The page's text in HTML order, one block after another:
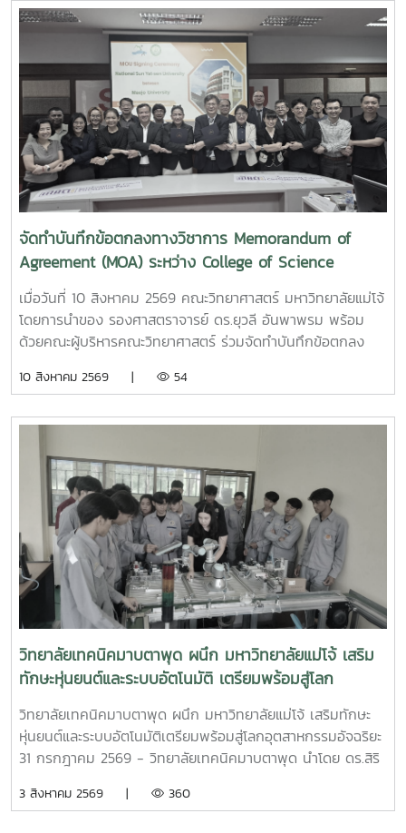
ที่ 6 โรงเรียนแม่ริมวิทยาคม เพื่อเป็นแนวทางในการเลือกศึกษา
ต่อในระดับอุดมศึกษา และวางแผนการประกอบอาชีพตามความ
จัดทำบันทึกข้อตกลงทางวิชาการ Memorandum of
Agreement (MOA) ระหว่าง College of Science
National Sun Yat-sen University กับคณะ
วิทยาศาสตร์ มหาวิทยาลัยโจ้
เมื่อวันที่ 10 สิงหาคม 2569 คณะวิทยาศาสตร์ มหาวิทยาลัยแม่โจ้
โดยการนำของ รองศาสตราจารย์ ดร.ยุวลี อันพาพรม พร้อม
ด้วยคณะผู้บริหารคณะวิทยาศาสตร์ ร่วมจัดทำบันทึกข้อตกลง
College of Science National Sun Yat-sen University กับ
รณ์ คณะวิทยาศาสตร์ และได้นำผู้บริหารของ College of
Science National Sun Yat-sen University เข้าพบ รอง
ศาสตราจารย์ ดร.วีระพล ทองมา อธิการบดีมหาวิทยาลัยแม่โจ้ ณ
ห้องประชุมอินทนิล สำนักงานมหาวิทยาลัย
10 สิงหาคม 2569 | 54
วิทยาลัยเทคนิคมาบตาพุด ผนึก มหาวิทยาลัยแม่โจ้ เสริม
ทักษะหุ่นยนต์และระบบอัตโนมัติ เตรียมพร้อมสู่โลก
อุตสาหกรรมอัจฉริยะ
วิทยาลัยเทคนิคมาบตาพุด ผนึก มหาวิทยาลัยแม่โจ้ เสริมทักษะ
หุ่นยนต์และระบบอัตโนมัติเตรียมพร้อมสู่โลกอุตสาหกรรมอัจฉริยะ
31 กรกฎาคม 2569 - วิทยาลัยเทคนิคมาบตาพุด นำโดย ดร.สิริ
ประธานในพิธีเปิด โครงการอบรมเชิงปฏิบัติการควบคุมแขนกล
3 สิงหาคม 2569 | 360